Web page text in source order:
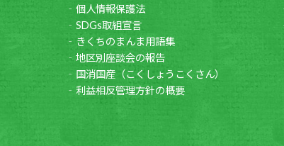
個人情報保護法
SDGs取組宣言
きくちのまんま用語集
地区別座談会の報告
国消国産（こくしょうこくさん）
利益相反管理方針の概要